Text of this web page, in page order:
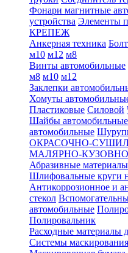
Фонари магнитные
устройства Элементы
КРЕПЕЖ
Анкерная техника
м10 м12 м8
Винты автомобильные
м8 м10 м12
Заклепки
Хомуты
Пластиковые Силовой
Шайбы автомобильные
автомобильные
ОКРАСОЧНО-
МАЛЯРНО-
Абразивные материалы
Шлифовальные круги
Антикоррозионное и
стекол
автомобильные
Полировальник
Расходные материалы
Системы маскирования